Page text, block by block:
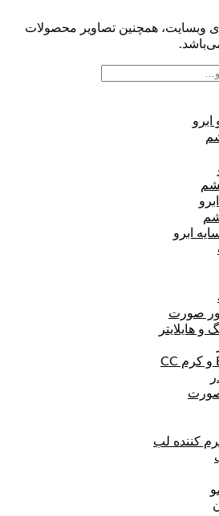
وبسایت، همچنین تصاویر محصولات
ابرو
صورت
و هایلایتر
کننده لب